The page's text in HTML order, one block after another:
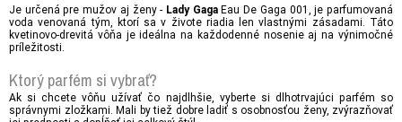
Je určená pre mužov aj ženy - Lady GagaEau De Gaga 001, je parfumovaná
voda venovaná tým, ktorí sa v živote riadia len vlastnými zásadami. Táto
kvetinovo-drevitá vôňa je ideálna na každodenné nosenie aj na výnimočné
príležitosti.
Ktorý parfém si vybrať?
Ak si chcete vôňu užívať čo najdlhšie, vyberte si dlhotrvajúci parfém so
správnymi zložkami. Mali by tiež dobre ladiť s osobnosťou ženy, zvýrazňovať